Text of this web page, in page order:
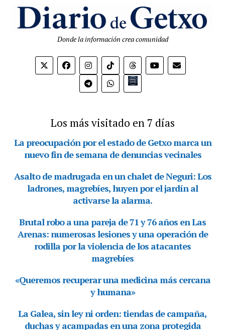
Donde la información crea comunidad
Bio.link
Los más visitado en 7 días